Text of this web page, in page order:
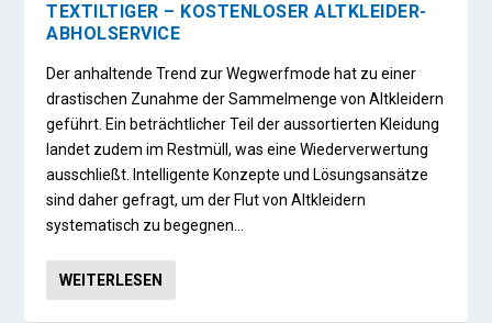
TEXTILTIGER – KOSTENLOSER ALTKLEIDER-
ABHOLSERVICE
Der anhaltende Trend zur Wegwerfmode hat zu einer
drastischen Zunahme der Sammelmenge von Altkleidern
geführt. Ein beträchtlicher Teil der aussortierten Kleidung
landet zudem im Restmüll, was eine Wiederverwertung
ausschließt. Intelligente Konzepte und Lösungsansätze
sind daher gefragt, um der Flut von Altkleidern
systematisch zu begegnen…
WEITERLESEN